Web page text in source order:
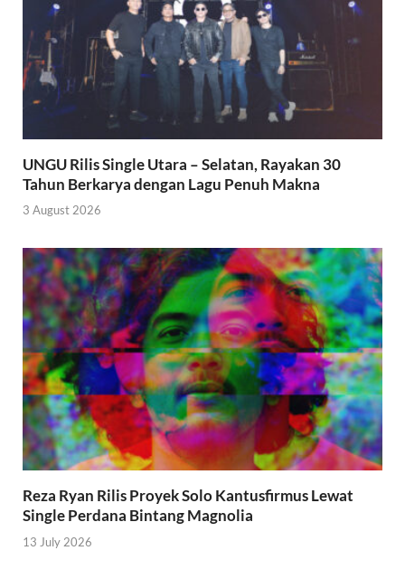
UNGU Rilis Single Utara – Selatan, Rayakan 30
Tahun Berkarya dengan Lagu Penuh Makna
3 August 2026
Reza Ryan Rilis Proyek Solo Kantusfirmus Lewat
Single Perdana Bintang Magnolia
13 July 2026